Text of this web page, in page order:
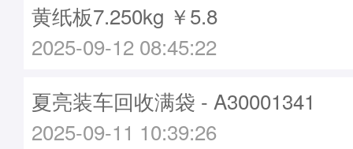
黄纸板7.250kg ￥5.8
2025-09-12 08:45:22
夏亮装车回收满袋 - A30001341
2025-09-11 10:39:26